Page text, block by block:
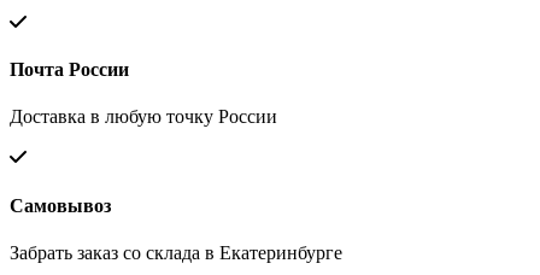
Почта России
Доставка в любую точку России
Самовывоз
Забрать заказ со склада в Екатеринбурге